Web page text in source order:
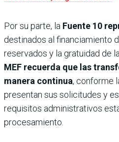
Por su parte, la Fuente 10
destinados al financiamiento
reservados y la gratuidad de
MEF recuerda que las
manera continua, conforme
presentan sus solicitudes y
requisitos administrativos
procesamiento.